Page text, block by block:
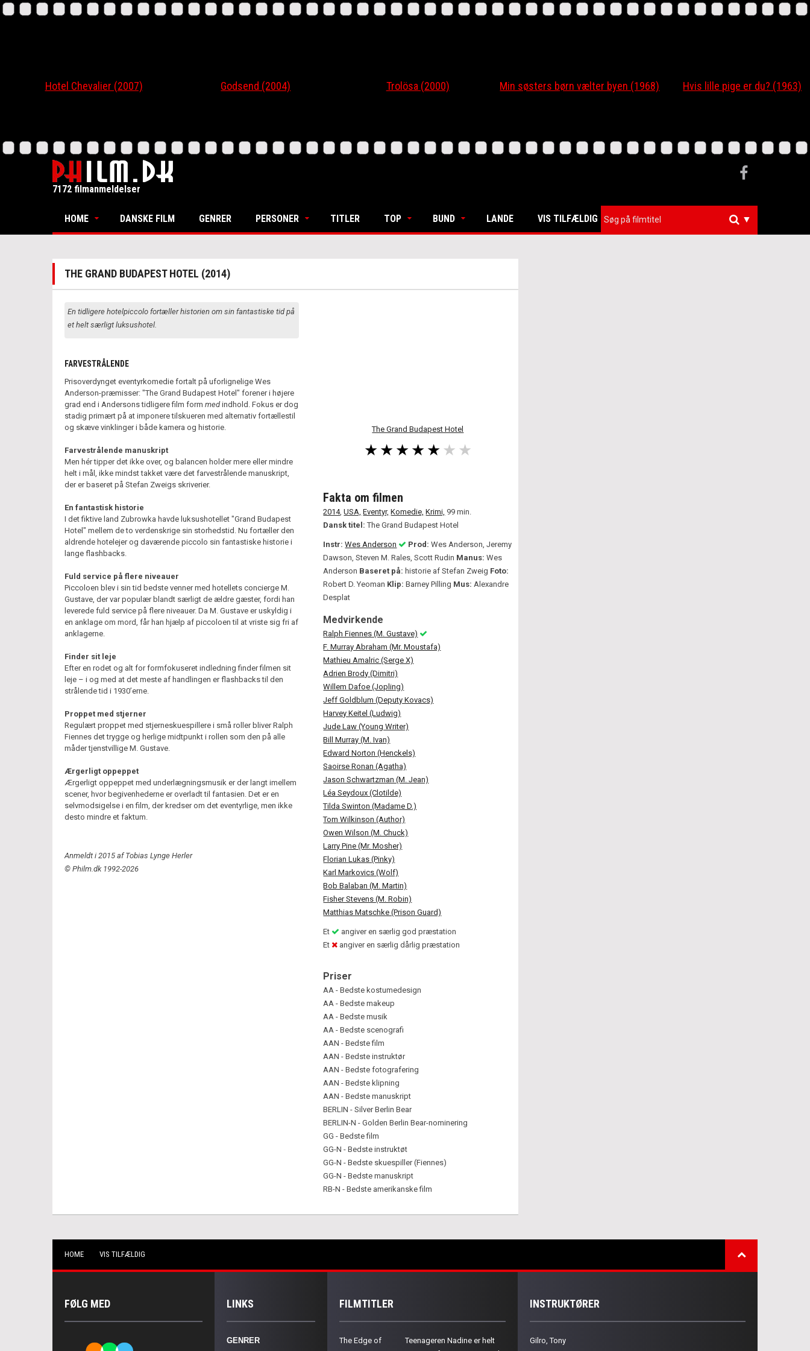
Hotel Chevalier (2007) Godsend (2004) Trolösa (2000) Min søsters børn vælter byen (1968) Hvis lille pige er du? (1963)
7172 filmanmeldelser
HOME DANSKE FILM GENRER PERSONER TITLER TOP BUND LANDE VIS TILFÆLDIG ▼
THE GRAND BUDAPEST HOTEL (2014)
The Grand Budapest Hotel
En tidligere hotelpiccolo fortæller historien om sin fantastiske tid på
et helt særligt luksushotel.
FARVESTRÅLENDE
Prisoverdynget eventyrkomedie fortalt på uforlignelige Wes
Anderson-præmisser: "The Grand Budapest Hotel" forener i højere
grad end i Andersons tidligere film form medindhold. Fokus er dog
stadig primært på at imponere tilskueren med alternativ fortællestil
og skæve vinklinger i både kamera og historie.
Farvestrålende manuskript
Men hér tipper det ikke over, og balancen holder mere eller mindre
helt i mål, ikke mindst takket være det farvestrålende manuskript,
der er baseret på Stefan Zweigs skriverier.
En fantastisk historie
I det fiktive land Zubrowka havde luksushotellet "Grand Budapest
Hotel" mellem de to verdenskrige sin storhedstid. Nu fortæller den
aldrende hotelejer og daværende piccolo sin fantastiske historie i
lange flashbacks.
Fuld service på flere niveauer
Piccoloen blev i sin tid bedste venner med hotellets concierge M.
Gustave, der var populær blandt særligt de ældre gæster, fordi han
leverede fuld service på flere niveauer. Da M. Gustave er uskyldig i
en anklage om mord, får han hjælp af piccoloen til at vriste sig fri af
anklagerne.
Finder sit leje
Efter en rodet og alt for formfokuseret indledning finder filmen sit
leje – i og med at det meste af handlingen er flashbacks til den
strålende tid i 1930’erne.
Proppet med stjerner
Regulært proppet med stjerneskuespillere i små roller bliver Ralph
Fiennes det trygge og herlige midtpunkt i rollen som den på alle
måder tjenstvillige M. Gustave.
Ærgerligt oppeppet
Ærgerligt oppeppet med underlægningsmusik er der langt imellem
scener, hvor begivenhederne er overladt til fantasien. Det er en
selvmodsigelse i en film, der kredser om det eventyrlige, men ikke
desto mindre et faktum.
Anmeldt i 2015 af Tobias Lynge Herler
© Philm.dk 1992-2026
Fakta om filmen
2014,USA, Eventyr, Komedie, Krimi, 99 min.
Dansk titel:The Grand Budapest Hotel
Instr: Wes Anderson Prod: Wes Anderson, Jeremy
Dawson, Steven M. Rales, Scott Rudin Manus: Wes
Anderson Baseret på: historie af Stefan Zweig Foto:
Robert D. Yeoman Klip: Barney Pilling Mus: Alexandre
Desplat
Medvirkende
Ralph Fiennes (M. Gustave)
F. Murray Abraham (Mr. Moustafa)
Mathieu Amalric (Serge X)
Adrien Brody (Dimitri)
Willem Dafoe (Jopling)
Jeff Goldblum (Deputy Kovacs)
Harvey Keitel (Ludwig)
Jude Law (Young Writer)
Bill Murray (M. Ivan)
Edward Norton (Henckels)
Saoirse Ronan (Agatha)
Jason Schwartzman (M. Jean)
Léa Seydoux (Clotilde)
Tilda Swinton (Madame D.)
Tom Wilkinson (Author)
Owen Wilson (M. Chuck)
Larry Pine (Mr. Mosher)
Florian Lukas (Pinky)
Karl Markovics (Wolf)
Bob Balaban (M. Martin)
Fisher Stevens (M. Robin)
Matthias Matschke (Prison Guard)
Et
angiver en særlig god præstation
Et
angiver en særlig dårlig præstation
Priser
AA - Bedste kostumedesign
AA - Bedste makeup
AA - Bedste musik
AA - Bedste scenografi
AAN - Bedste film
AAN - Bedste instruktør
AAN - Bedste fotografering
AAN - Bedste klipning
AAN - Bedste manuskript
BERLIN - Silver Berlin Bear
BERLIN-N - Golden Berlin Bear-nominering
GG - Bedste film
GG-N - Bedste instruktøt
GG-N - Bedste skuespiller (Fiennes)
GG-N - Bedste manuskript
RB-N - Bedste amerikanske film
HOME VIS TILFÆLDIG
FØLG MED LINKS
GENRER
FILMTITLER
The Edge of
Teenageren Nadine er helt
INSTRUKTØRER
Gilro, Tony